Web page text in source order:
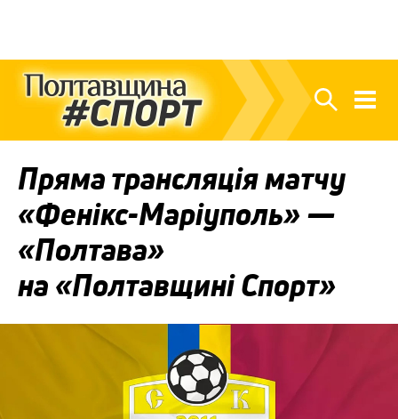
Пряма трансляція матчу
«Фенікс-Маріуполь» —
«Полтава»
на «Полтавщині Спорт»